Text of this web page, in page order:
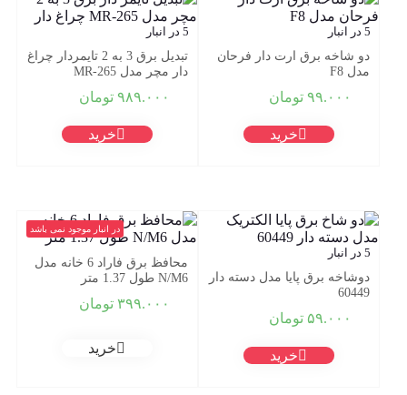
5 در انبار
دو شاخه برق ارت دار فرحان
مدل F8
۹۹.۰۰۰ تومان
خرید
5 در انبار
تبدیل برق 3 به 2 تایمردار چراغ
دار مچر مدل MR-265
۹۸۹.۰۰۰ تومان
خرید
5 در انبار
دوشاخه برق پایا مدل دسته دار
60449
۵۹.۰۰۰ تومان
خرید
در انبار موجود نمی باشد
محافظ برق فاراد 6 خانه مدل
N/M6 طول 1.37 متر
۳۹۹.۰۰۰ تومان
خرید